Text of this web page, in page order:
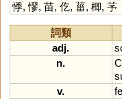
悸,憀, 苗, 仡, 菑, 楖, 芧
詞類
adj.
n.
v.